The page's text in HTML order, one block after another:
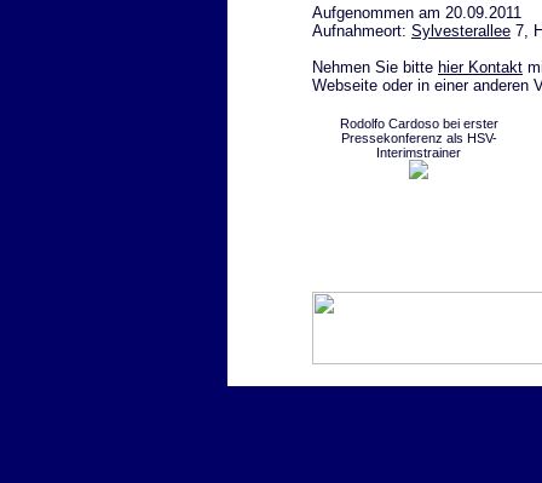
Aufgenommen am 20.09.2011
Aufnahmeort: Sylvesterallee 7,
Nehmen Sie bitte hier Kontakt
Webseite oder in einer anderen
Rodolfo Cardoso bei erster
Pressekonferenz als HSV-
Interimstrainer